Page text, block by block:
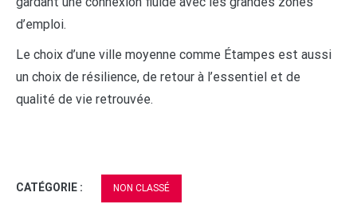
d’emploi.
Le choix d’une ville moyenne comme Étampes est aussi
un choix de résilience, de retour à l’essentiel et de
qualité de vie retrouvée.
CATÉGORIE : NON CLASSÉ